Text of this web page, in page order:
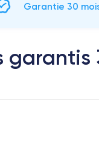
Garantie 30
garantis